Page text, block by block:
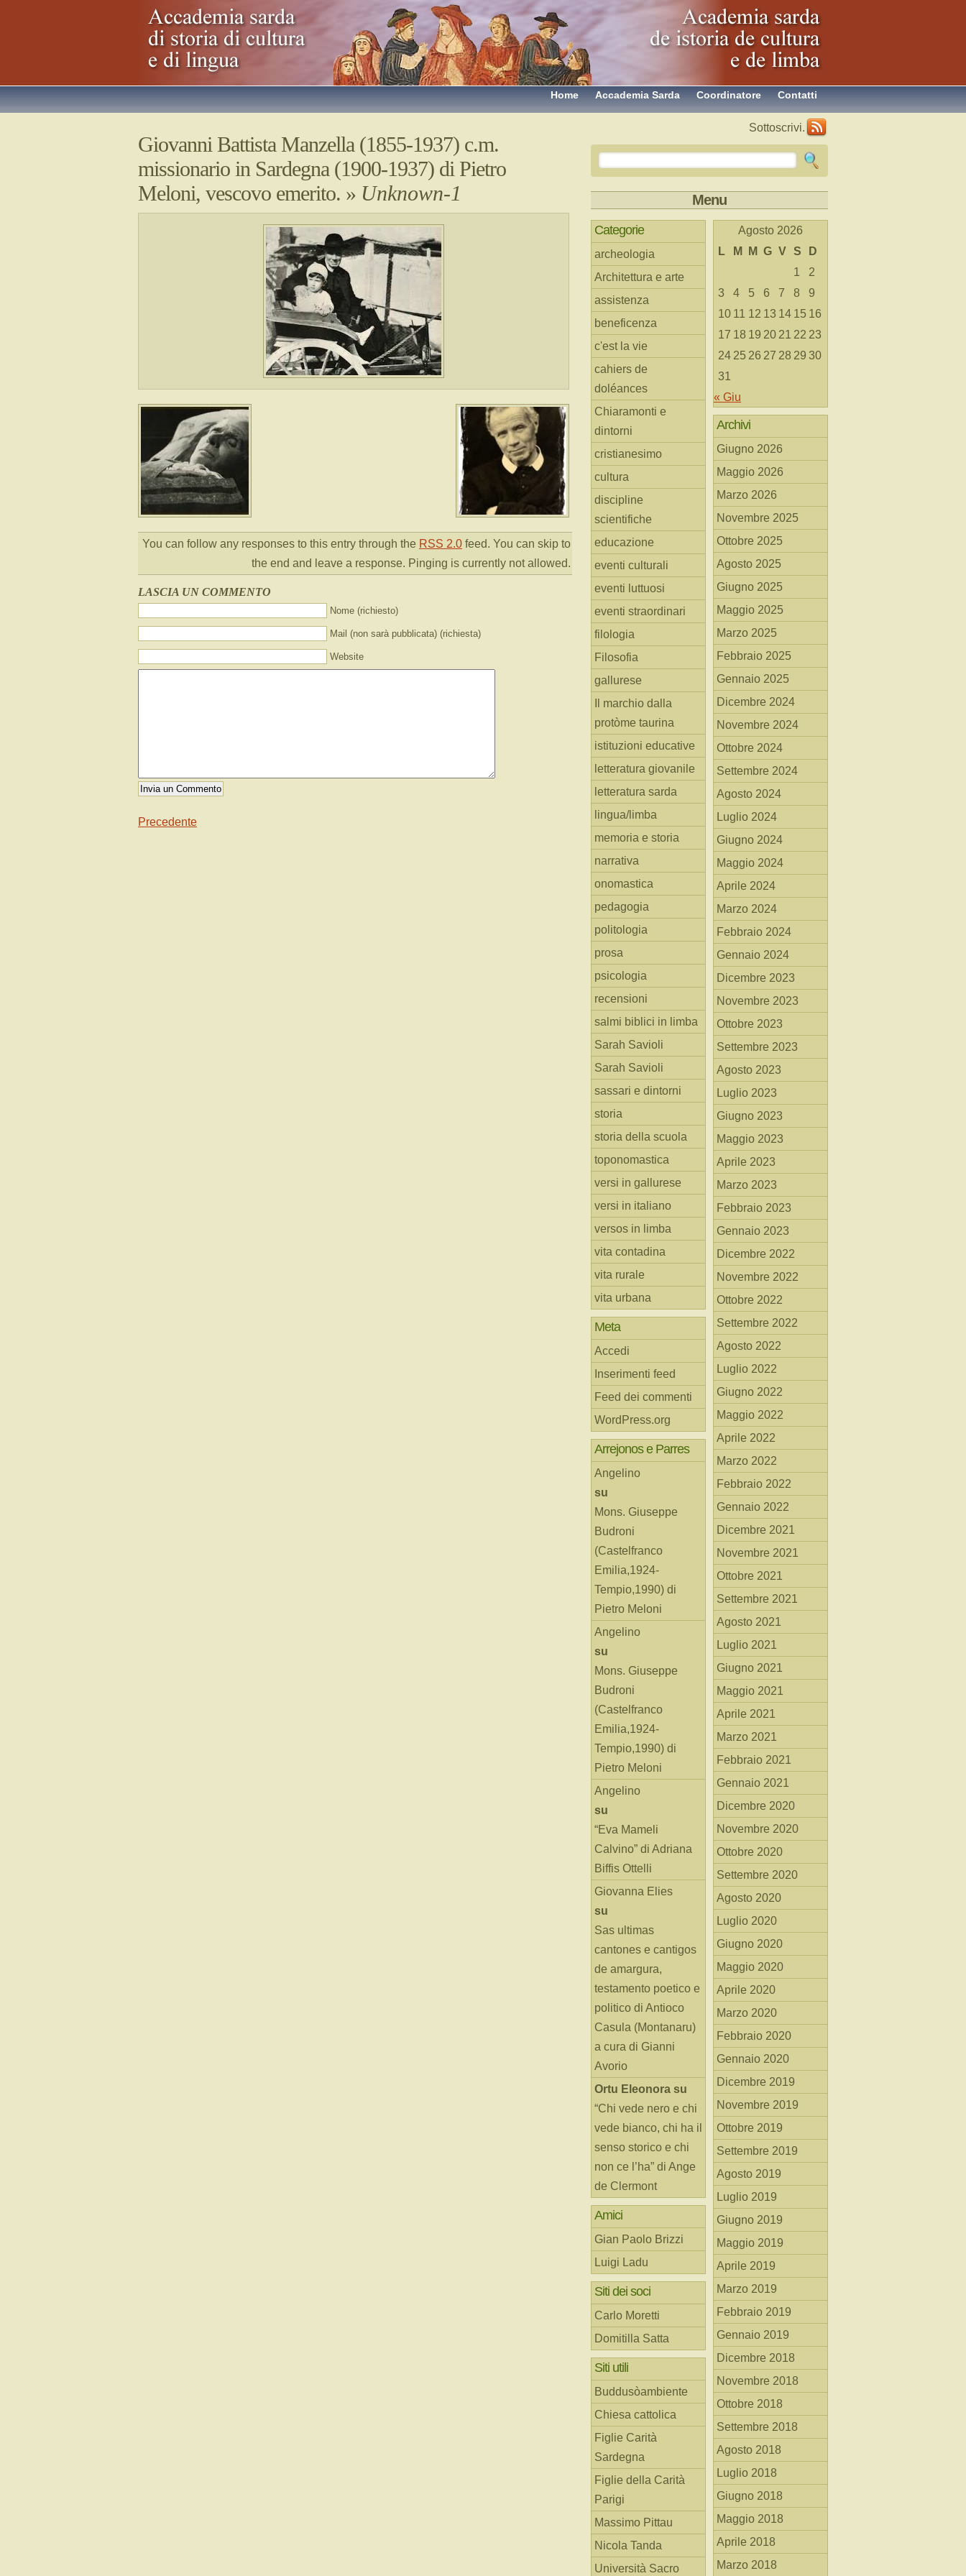
Contatti
Coordinatore
Accademia Sarda
Home
Giovanni Battista Manzella (1855-1937) c.m.
missionario in Sardegna (1900-1937) di Pietro
Meloni, vescovo emerito. » Unknown-1
You can follow any responses to this entry through the RSS 2.0 feed. You can skip to
the end and leave a response. Pinging is currently not allowed.
LASCIA UN COMMENTO
Nome (richiesto)
Mail (non sarà pubblicata) (richiesta)
Website
Precedente
Sottoscrivi.
Menu
Categorie
archeologia
Architettura e arte
assistenza
beneficenza
c'est la vie
cahiers de
doléances
Chiaramonti e
dintorni
cristianesimo
cultura
discipline
scientifiche
educazione
eventi culturali
eventi luttuosi
eventi straordinari
filologia
Filosofia
gallurese
Il marchio dalla
protòme taurina
istituzioni educative
letteratura giovanile
letteratura sarda
lingua/limba
memoria e storia
narrativa
onomastica
pedagogia
politologia
prosa
psicologia
recensioni
salmi biblici in limba
Sarah Savioli
Sarah Savioli
sassari e dintorni
storia
storia della scuola
toponomastica
versi in gallurese
versi in italiano
versos in limba
vita contadina
vita rurale
vita urbana
Meta
Accedi
Inserimenti feed
Feed dei commenti
WordPress.org
Arrejonos e Parres
Angelino
su
Mons. Giuseppe
Budroni
(Castelfranco
Emilia,1924-
Tempio,1990) di
Pietro Meloni
Angelino
su
Mons. Giuseppe
Budroni
(Castelfranco
Emilia,1924-
Tempio,1990) di
Pietro Meloni
Angelino
su
“Eva Mameli
Calvino” di Adriana
Biffis Ottelli
Giovanna Elies
su
Sas ultimas
cantones e cantigos
de amargura,
testamento poetico e
politico di Antioco
Casula (Montanaru)
a cura di Gianni
Avorio
Ortu Eleonora su
“Chi vede nero e chi
vede bianco, chi ha il
senso storico e chi
non ce l’ha” di Ange
de Clermont
Amici
Gian Paolo Brizzi
Luigi Ladu
Siti dei soci
Carlo Moretti
Domitilla Satta
Siti utili
Buddusòambiente
Chiesa cattolica
Figlie Carità
Sardegna
Figlie della Carità
Parigi
Massimo Pittau
Nicola Tanda
Università Sacro
Agosto 2026
L
M M G V S
D
1
2
3
4 5 6 7 8
9
10 11 12 13 14 15 16
17 18 19 20 21 22 23
24 25 26 27 28 29 30
31
« Giu
Archivi
Giugno 2026
Maggio 2026
Marzo 2026
Novembre 2025
Ottobre 2025
Agosto 2025
Giugno 2025
Maggio 2025
Marzo 2025
Febbraio 2025
Gennaio 2025
Dicembre 2024
Novembre 2024
Ottobre 2024
Settembre 2024
Agosto 2024
Luglio 2024
Giugno 2024
Maggio 2024
Aprile 2024
Marzo 2024
Febbraio 2024
Gennaio 2024
Dicembre 2023
Novembre 2023
Ottobre 2023
Settembre 2023
Agosto 2023
Luglio 2023
Giugno 2023
Maggio 2023
Aprile 2023
Marzo 2023
Febbraio 2023
Gennaio 2023
Dicembre 2022
Novembre 2022
Ottobre 2022
Settembre 2022
Agosto 2022
Luglio 2022
Giugno 2022
Maggio 2022
Aprile 2022
Marzo 2022
Febbraio 2022
Gennaio 2022
Dicembre 2021
Novembre 2021
Ottobre 2021
Settembre 2021
Agosto 2021
Luglio 2021
Giugno 2021
Maggio 2021
Aprile 2021
Marzo 2021
Febbraio 2021
Gennaio 2021
Dicembre 2020
Novembre 2020
Ottobre 2020
Settembre 2020
Agosto 2020
Luglio 2020
Giugno 2020
Maggio 2020
Aprile 2020
Marzo 2020
Febbraio 2020
Gennaio 2020
Dicembre 2019
Novembre 2019
Ottobre 2019
Settembre 2019
Agosto 2019
Luglio 2019
Giugno 2019
Maggio 2019
Aprile 2019
Marzo 2019
Febbraio 2019
Gennaio 2019
Dicembre 2018
Novembre 2018
Ottobre 2018
Settembre 2018
Agosto 2018
Luglio 2018
Giugno 2018
Maggio 2018
Aprile 2018
Marzo 2018